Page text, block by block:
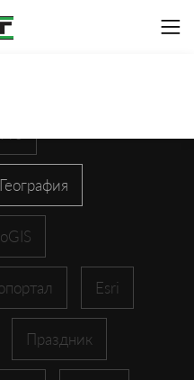
География
Esri
Праздник